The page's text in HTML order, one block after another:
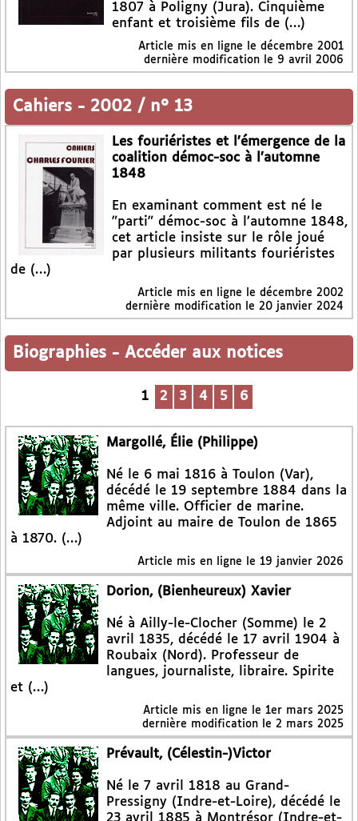
1807 à Poligny (Jura). Cinquième
enfant et troisième fils de (…)
Article mis en ligne le décembre 2001
dernière modification le 9 avril 2006
Cahiers - 2002 / n° 13
Les fouriéristes et l’émergence de la
coalition démoc-soc à l’automne
1848
En examinant comment est né le
"parti" démoc-soc à l’automne 1848,
cet article insiste sur le rôle joué
par plusieurs militants fouriéristes
de (…)
Article mis en ligne le décembre 2002
dernière modification le 20 janvier 2024
Biographies - Accéder aux notices
1 2 3 4 5 6
Margollé, Élie (Philippe)
Né le 6 mai 1816 à Toulon (Var),
décédé le 19 septembre 1884 dans la
même ville. Officier de marine.
Adjoint au maire de Toulon de 1865
à 1870. (…)
Article mis en ligne le 19 janvier 2026
Dorion, (Bienheureux) Xavier
Né à Ailly-le-Clocher (Somme) le 2
avril 1835, décédé le 17 avril 1904 à
Roubaix (Nord). Professeur de
langues, journaliste, libraire. Spirite
et (…)
Article mis en ligne le 1er mars 2025
dernière modification le 2 mars 2025
Prévault, (Célestin-)Victor
Né le 7 avril 1818 au Grand-
Pressigny (Indre-et-Loire), décédé le